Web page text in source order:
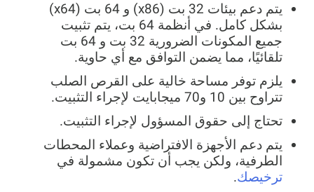
يتم دعم بيئات 32 بت (x86) و 64 بت (x64)
بشكل كامل. في أنظمة 64 بت، يتم تثبيت
جميع المكونات الضرورية 32 بت و 64 بت
تلقائيًا، مما يضمن التوافق مع أي حاوية.
يلزم توفر مساحة خالية على القرص الصلب
تتراوح بين 10 و70 ميجابايت لإجراء التثبيت.
تحتاج إلى حقوق المسؤول لإجراء التثبيت.
يتم دعم الأجهزة الافتراضية وعملاء المحطات
الطرفية، ولكن يجب أن تكون مشمولة في
ترخيصك.